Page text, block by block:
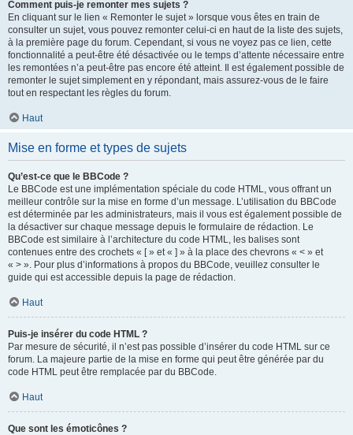
Comment puis-je remonter mes sujets ?
En cliquant sur le lien « Remonter le sujet » lorsque vous êtes en train de
consulter un sujet, vous pouvez remonter celui-ci en haut de la liste des sujets,
à la première page du forum. Cependant, si vous ne voyez pas ce lien, cette
fonctionnalité a peut-être été désactivée ou le temps d’attente nécessaire entre
les remontées n’a peut-être pas encore été atteint. Il est également possible de
remonter le sujet simplement en y répondant, mais assurez-vous de le faire
tout en respectant les règles du forum.
Haut
Mise en forme et types de sujets
Qu’est-ce que le BBCode ?
Le BBCode est une implémentation spéciale du code HTML, vous offrant un
meilleur contrôle sur la mise en forme d’un message. L’utilisation du BBCode
est déterminée par les administrateurs, mais il vous est également possible de
la désactiver sur chaque message depuis le formulaire de rédaction. Le
BBCode est similaire à l’architecture du code HTML, les balises sont
contenues entre des crochets « [ » et « ] » à la place des chevrons « < » et
« > ». Pour plus d’informations à propos du BBCode, veuillez consulter le
guide qui est accessible depuis la page de rédaction.
Haut
Puis-je insérer du code HTML ?
Par mesure de sécurité, il n’est pas possible d’insérer du code HTML sur ce
forum. La majeure partie de la mise en forme qui peut être générée par du
code HTML peut être remplacée par du BBCode.
Haut
Que sont les émoticônes ?